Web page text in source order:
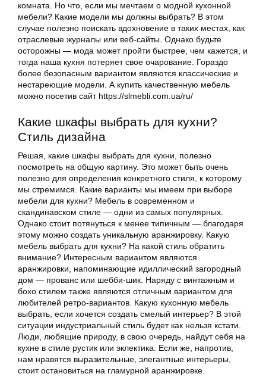
комната. Но что, если мы мечтаем о модной кухонной
мебели? Какие модели мы должны выбрать? В этом
случае полезно поискать вдохновение в таких местах, как
отраслевые журналы или веб-сайты. Однако будьте
осторожны — мода может пройти быстрее, чем кажется, и
тогда наша кухня потеряет свое очарование. Гораздо
более безопасным вариантом являются классические и
нестареющие модели. А купить качественную мебель
можно посетив сайт https://slmebli.com.ua/ru/
Какие шкафы выбрать для кухни?
Стиль дизайна
Решая, какие шкафы выбрать для кухни, полезно
посмотреть на общую картину. Это может быть очень
полезно для определения конкретного стиля, к которому
мы стремимся. Какие варианты мы имеем при выборе
мебели для кухни? Мебель в современном и
скандинавском стиле — одни из самых популярных.
Однако стоит потянуться к менее типичным — благодаря
этому можно создать уникальную аранжировку. Какую
мебель выбрать для кухни? На какой стиль обратить
внимание? Интересным вариантом являются
аранжировки, напоминающие идиллический загородный
дом — прованс или шебби-шик. Наряду с винтажным и
бохо стилем также являются отличным вариантом для
любителей ретро-вариантов. Какую кухонную мебель
выбрать, если хочется создать смелый интерьер? В этой
ситуации индустриальный стиль будет как нельзя кстати.
Люди, любящие природу, в свою очередь, найдут себя на
кухне в стиле рустик или эклектика. Если же, напротив,
нам нравятся выразительные, элегантные интерьеры,
стоит остановиться на гламурной аранжировке.